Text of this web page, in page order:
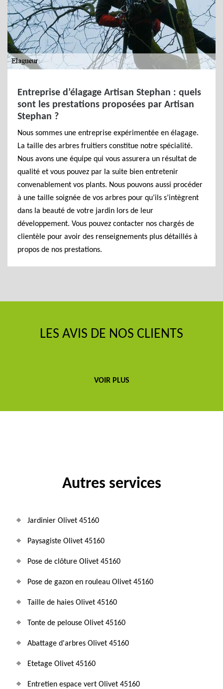
Entreprise d’élagage Artisan Stephan : quels
sont les prestations proposées par Artisan
Stephan ?
Nous sommes une entreprise expérimentée en élagage.
La taille des arbres fruitiers constitue notre spécialité.
Nous avons une équipe qui vous assurera un résultat de
qualité et vous pouvez par la suite bien entretenir
convenablement vos plants. Nous pouvons aussi procéder
à une taille soignée de vos arbres pour qu’ils s’intègrent
dans la beauté de votre jardin lors de leur
développement. Vous pouvez contacter nos chargés de
clientèle pour avoir des renseignements plus détaillés à
propos de nos prestations.
LES AVIS DE NOS CLIENTS
VOIR PLUS
Autres services
Jardinier Olivet 45160
Paysagiste Olivet 45160
Pose de clôture Olivet 45160
Pose de gazon en rouleau Olivet 45160
Taille de haies Olivet 45160
Tonte de pelouse Olivet 45160
Abattage d'arbres Olivet 45160
Etetage Olivet 45160
Entretien espace vert Olivet 45160